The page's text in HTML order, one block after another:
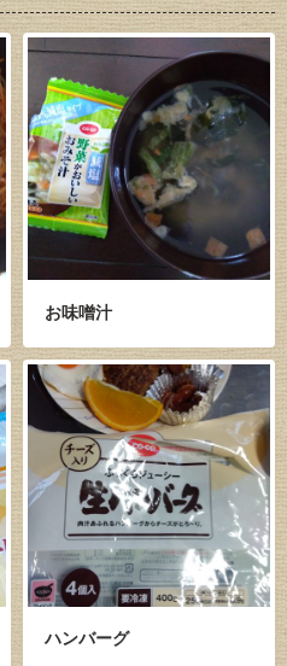
お味噌汁
ハンバーグ